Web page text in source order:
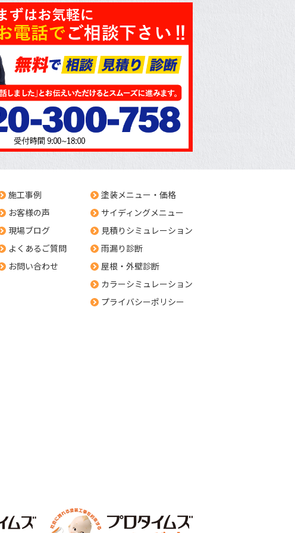
施工事例
お客様の声
現場ブログ
よくあるご質問
お問い合わせ
塗装メニュー・価格
サイディングメニュー
見積りシミュレーション
雨漏り診断
屋根・外壁診断
カラーシミュレーション
プライバシーポリシー